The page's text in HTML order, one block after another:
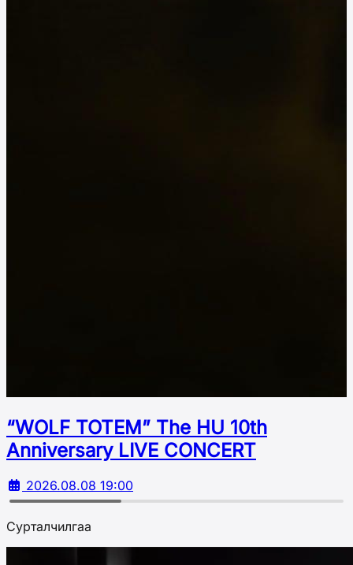
“WOLF TOTEM” The HU 10th
Аnniversary LIVE CONCERT
2026.08.08 19:00
Сурталчилгаа